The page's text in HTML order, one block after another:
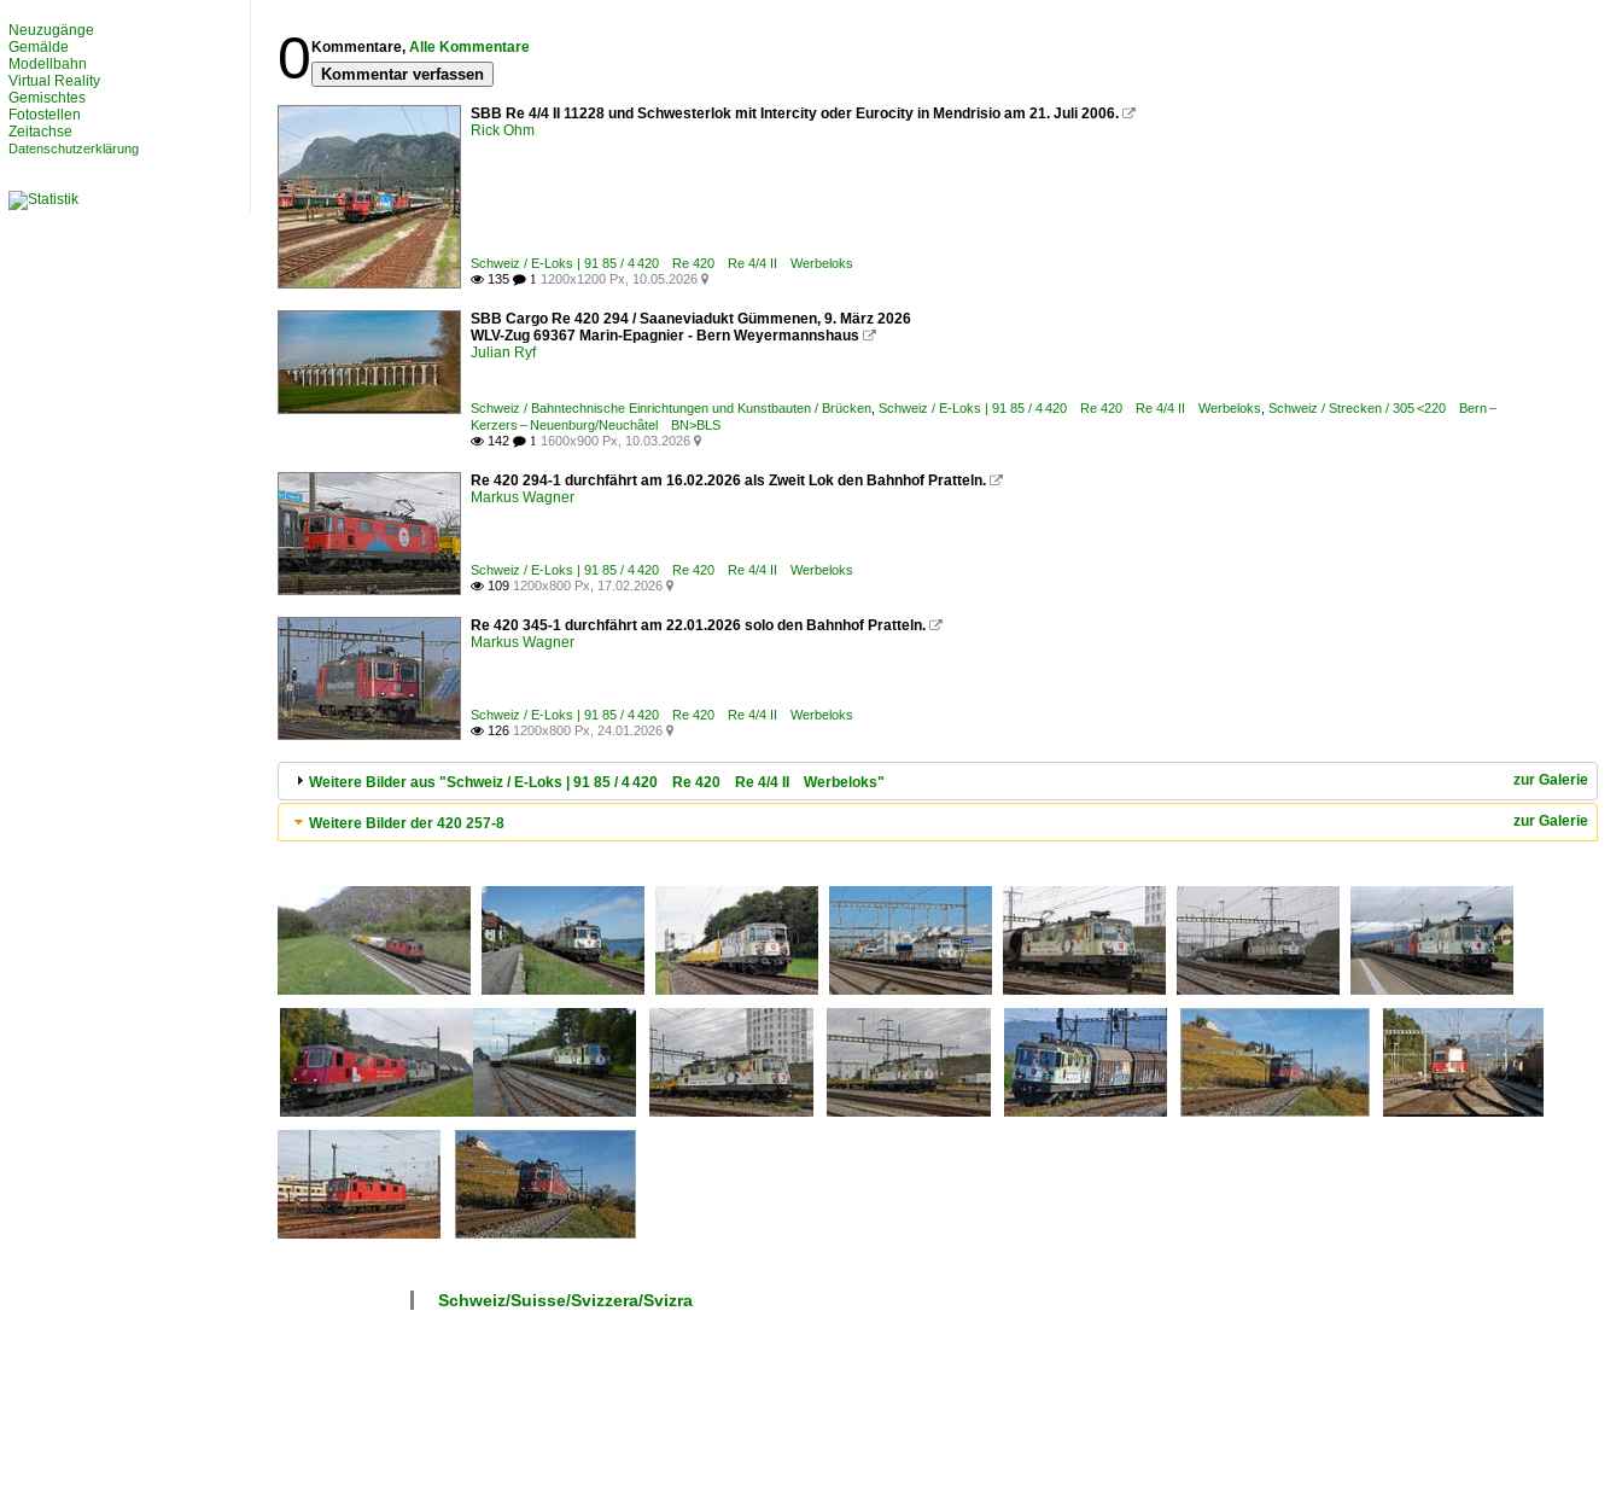
0 Kommentare, Alle Kommentare
Kommentar verfassen
SBB Re 4/4 II 11228 und Schwesterlok mit Intercity oder Eurocity in Mendrisio am 21. Juli 2006. 
Rick Ohm
Schweiz / E-Loks | 91 85 / 4 420 Re 420 Re 4/4 II Werbeloks
 135  1 1200x1200 Px, 10.05.2026 
SBB Cargo Re 420 294 / Saaneviadukt Gümmenen, 9. März 2026
WLV-Zug 69367 Marin-Epagnier - Bern Weyermannshaus 
Julian Ryf
Schweiz / Bahntechnische Einrichtungen und Kunstbauten / Brücken Schweiz / E-Loks | 91 85 / 4 420 Re 420 Re 4/4 II Werbeloks Schweiz / Strecken / 305 <220 Bern –
Kerzers – Neuenburg/Neuchâtel BN>BLS
 142  1 1600x900 Px, 10.03.2026 
Re 420 294-1 durchfährt am 16.02.2026 als Zweit Lok den Bahnhof Pratteln. 
Markus Wagner
Schweiz / E-Loks | 91 85 / 4 420 Re 420 Re 4/4 II Werbeloks
 109 1200x800 Px, 17.02.2026 
Re 420 345-1 durchfährt am 22.01.2026 solo den Bahnhof Pratteln. 
Markus Wagner
Schweiz / E-Loks | 91 85 / 4 420 Re 420 Re 4/4 II Werbeloks
 126 1200x800 Px, 24.01.2026 
zur Galerie
Weitere Bilder aus "Schweiz / E-Loks | 91 85 / 4 420 Re 420 Re 4/4 II Werbeloks"
zur Galerie
Weitere Bilder der 420 257-8
Schweiz/Suisse/Svizzera/Svizra
Neuzugänge
Gemälde
Modellbahn
Virtual Reality
Gemischtes
Fotostellen
Zeitachse
Datenschutzerklärung